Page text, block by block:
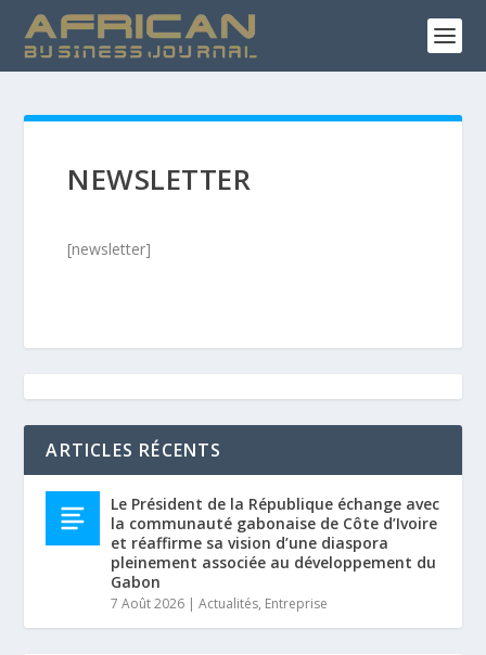
NEWSLETTER
[newsletter]
ARTICLES RÉCENTS
Le Président de la République échange avec
la communauté gabonaise de Côte d’Ivoire
et réaffirme sa vision d’une diaspora
pleinement associée au développement du
Gabon
7 Août 2026 |Actualités, Entreprise